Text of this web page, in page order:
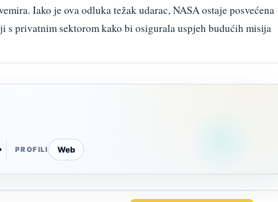
Iako je ova odluka težak udarac, NASA ostaje posvećena
privatnim sektorom kako bi osigurala uspjeh budućih misija
PROFILI Web